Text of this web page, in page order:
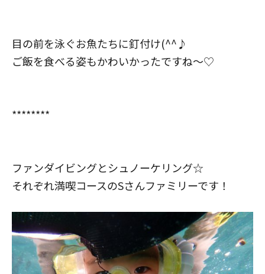
目の前を泳ぐお魚たちに釘付け(^^♪
ご飯を食べる姿もかわいかったですね～♡
********
ファンダイビングとシュノーケリング☆
それぞれ満喫コースのSさんファミリーです！